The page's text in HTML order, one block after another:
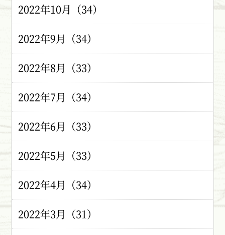
2022年10月（34）
2022年9月（34）
2022年8月（33）
2022年7月（34）
2022年6月（33）
2022年5月（33）
2022年4月（34）
2022年3月（31）